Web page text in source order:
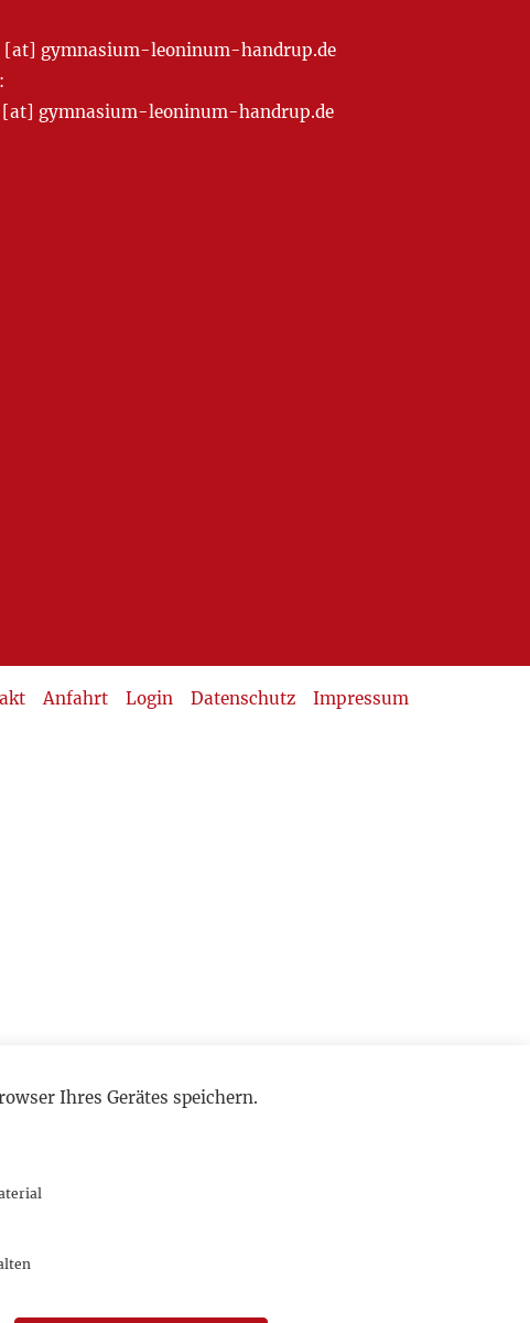
[at] gymnasium-leoninum-handrup.de
gymnasium-leoninum-handrup.de
Anfahrt Login Datenschutz Impressum
Ihres Gerätes speichern.